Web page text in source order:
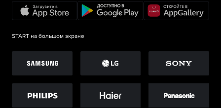
START на большом экране